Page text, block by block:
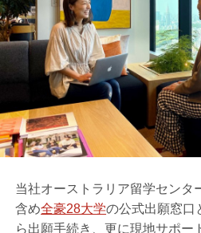
当社オーストラリア留学センタ
含め全豪28大学の公式出願窓口
ら出願手続き、更に現地サポー